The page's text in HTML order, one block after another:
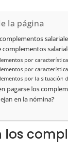
la página
complementos
por
por
por la situación
pagarse los
en la nómina?
los